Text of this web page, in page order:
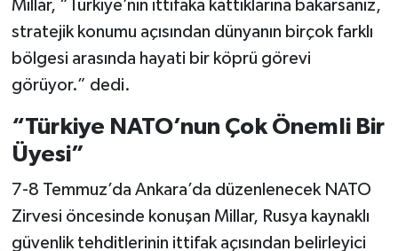
Millar, “Türkiye’nin ittifaka kattıklarına bakarsanız,
stratejik konumu açısından dünyanın birçok farklı
bölgesi arasında hayati bir köprü görevi
görüyor.” dedi.
“Türkiye NATO’nun Çok Önemli Bir
Üyesi”
7-8 Temmuz’da Ankara’da düzenlenecek NATO
Zirvesi öncesinde konuşan Millar, Rusya kaynaklı
güvenlik tehditlerinin ittifak açısından belirleyici